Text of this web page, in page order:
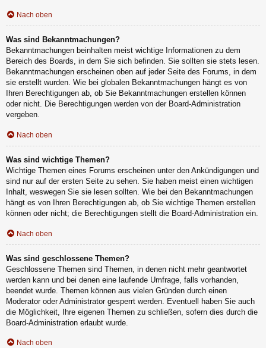
Nach oben
Was sind Bekanntmachungen?
Bekanntmachungen beinhalten meist wichtige Informationen zu dem
Bereich des Boards, in dem Sie sich befinden. Sie sollten sie stets lesen.
Bekanntmachungen erscheinen oben auf jeder Seite des Forums, in dem
sie erstellt wurden. Wie bei globalen Bekanntmachungen hängt es von
Ihren Berechtigungen ab, ob Sie Bekanntmachungen erstellen können
oder nicht. Die Berechtigungen werden von der Board-Administration
vergeben.
Nach oben
Was sind wichtige Themen?
Wichtige Themen eines Forums erscheinen unter den Ankündigungen und
sind nur auf der ersten Seite zu sehen. Sie haben meist einen wichtigen
Inhalt, weswegen Sie sie lesen sollten. Wie bei den Bekanntmachungen
hängt es von Ihren Berechtigungen ab, ob Sie wichtige Themen erstellen
können oder nicht; die Berechtigungen stellt die Board-Administration ein.
Nach oben
Was sind geschlossene Themen?
Geschlossene Themen sind Themen, in denen nicht mehr geantwortet
werden kann und bei denen eine laufende Umfrage, falls vorhanden,
beendet wurde. Themen können aus vielen Gründen durch einen
Moderator oder Administrator gesperrt werden. Eventuell haben Sie auch
die Möglichkeit, Ihre eigenen Themen zu schließen, sofern dies durch die
Board-Administration erlaubt wurde.
Nach oben